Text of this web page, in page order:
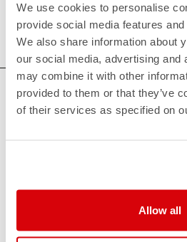
We use cookies to personalise
provide social media features
We also share information about
our social media, advertising and
may combine it with other
provided to them or that they’ve
of their services as specified on
Allow all
Do you need more information?
info@castelli-cycling.com
BRAUCHEN SIE HILFE?
Wenn Sie Zweifel haben oder
KONTAKT
Haben Sie eine Frage an uns?
Klicken Sie hier.